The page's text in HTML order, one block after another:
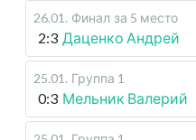
26.01 . Финал за 5 место
2:3 Даценко Андрей
25.01 . Группа 1
0:3 Мельник Валерий